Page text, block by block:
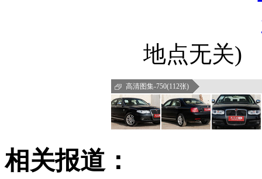
地点无关)
高清图集-750(112张)
相关报道：